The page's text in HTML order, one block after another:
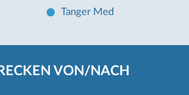
Tanger Med
VON/NACH